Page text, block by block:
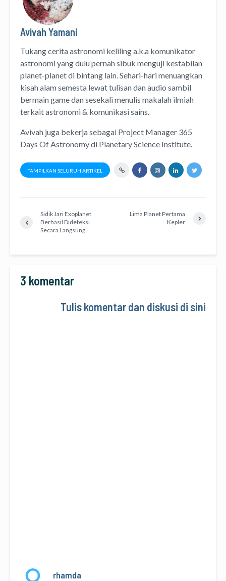
Avivah Yamani
Tukang cerita astronomi kelilinga.k.a komunikator
astronomiyang dulu pernah sibuk menguji kestabilan
planet-planet di bintang lain. Sehari-hari menuangkan
kisah alam semesta lewattulisandanaudio sambil
bermain game dan sesekali menulis makalah ilmiah
terkait astronomi & komunikasi sains.
Avivah juga bekerja sebagai Project Manager 365
Days Of Astronomydi Planetary Science Institute.
TAMPILKAN SELURUH ARTIKEL
Sidik Jari Exoplanet
Berhasil Dideteksi
Secara Langsung
Lima Planet Pertama
Kepler
3 komentar
Tulis komentar dan diskusi di sini
rhamda